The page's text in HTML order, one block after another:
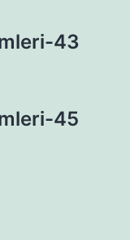
43
45